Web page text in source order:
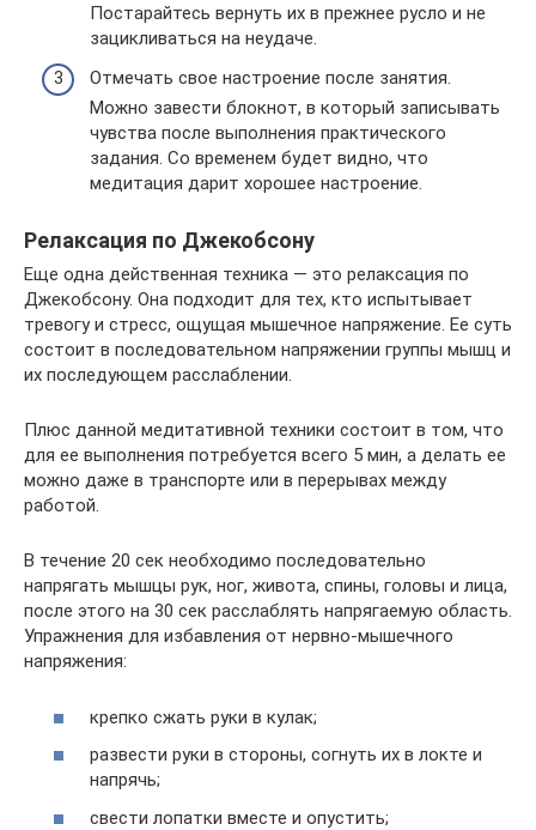
Постарайтесь вернуть их в прежнее русло и не
зацикливаться на неудаче.
Отмечать свое настроение после занятия.
Можно завести блокнот, в который записывать
чувства после выполнения практического
задания. Со временем будет видно, что
медитация дарит хорошее настроение.
Релаксация по Джекобсону
Еще одна действенная техника — это релаксация по
Джекобсону. Она подходит для тех, кто испытывает
тревогу и стресс, ощущая мышечное напряжение. Ее суть
состоит в последовательном напряжении группы мышц и
их последующем расслаблении.
Плюс данной медитативной техники состоит в том, что
для ее выполнения потребуется всего 5 мин, а делать ее
можно даже в транспорте или в перерывах между
работой.
В течение 20 сек необходимо последовательно
напрягать мышцы рук, ног, живота, спины, головы и лица,
после этого на 30 сек расслаблять напрягаемую область.
Упражнения для избавления от нервно-мышечного
напряжения:
крепко сжать руки в кулак;
развести руки в стороны, согнуть их в локте и
напрячь;
свести лопатки вместе и опустить;